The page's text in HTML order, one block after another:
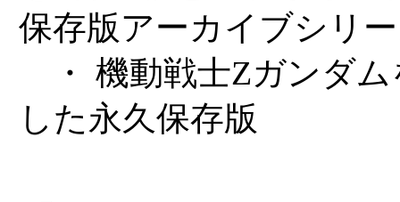
保存版アーカイブシリ
・ 機動戦士Zガンダム
した永久保存版